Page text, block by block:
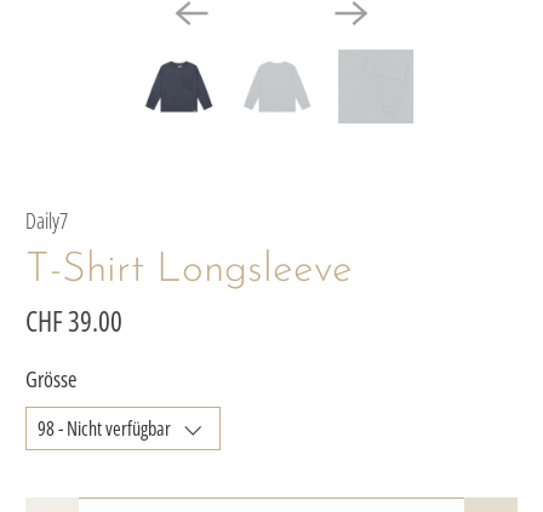
Daily7
T-Shirt Longsleeve
CHF 39.00
Grösse